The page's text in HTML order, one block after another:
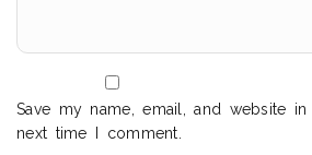
Save my name, email, and website
next time I comment.